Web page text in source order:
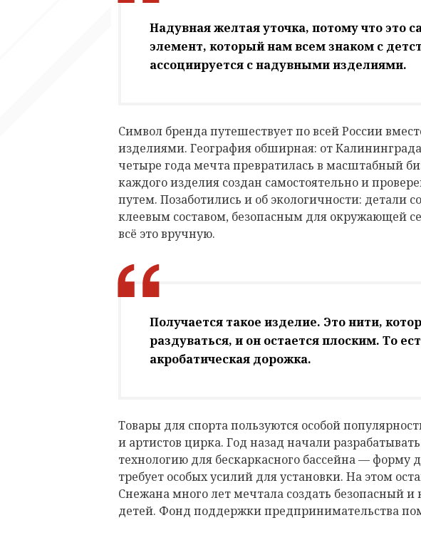
Надувная желтая уточка, потому что это
элемент, который нам всем знаком с
ассоциируется с надувными изделиями.
Символ бренда путешествует по всей России
изделиями. География обширная: от
четыре года мечта превратилась в масштабный
каждого изделия создан самостоятельно и
путем. Позаботились и об экологичности: детали
клеевым составом, безопасным для окружающей
всё это вручную.
Получается такое изделие. Это нити,
раздуваться, и он остается плоским. То
акробатическая дорожка.
Товары для спорта пользуются особой
и артистов цирка. Год назад начали
технологию для бескаркасного бассейна — форму
требует особых усилий для установки. На этом
Снежана много лет мечтала создать безопасный и
детей. Фонд поддержки предпринимательства